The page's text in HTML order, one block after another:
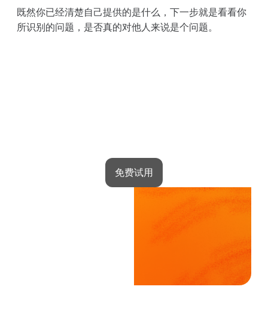
既然你已经清楚自己提供的是什么，下一步就是看看你
所识别的问题，是否真的对他人来说是个问题。
免费试用